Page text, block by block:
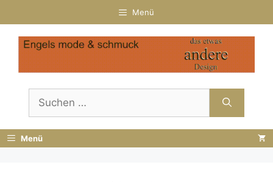
Inhalt
springen
Menü
nach:
Menü